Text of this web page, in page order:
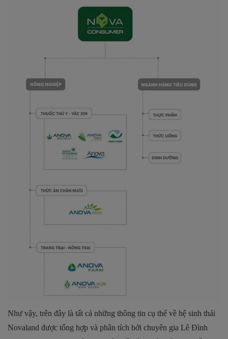
Như vậy, trên đây là tất cả những thông tin cụ thể về hệ sinh thái
Novaland được tổng hợp và phân tích bởi chuyên gia Lê Đình